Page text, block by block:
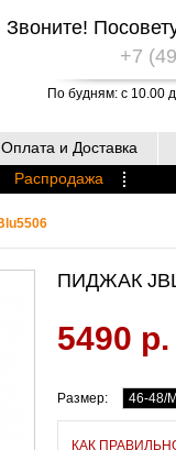
Звоните!
+7
По будням: с 10.00
Оплата и Доставка
Распродажа
ПИДЖАК
5490 р.
Размер: 46-48/
КАК